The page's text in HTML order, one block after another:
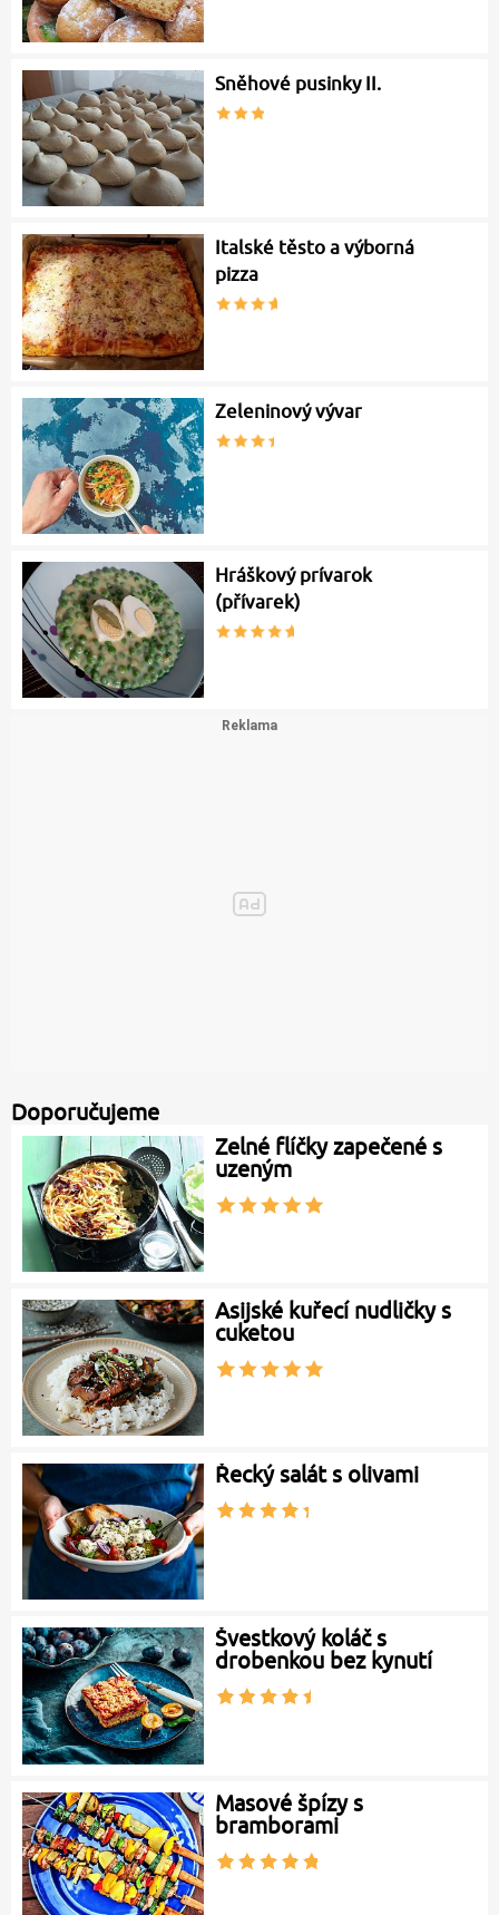
Sněhové pusinky II.
Italské těsto a výborná
pizza
Zeleninový vývar
Hráškový prívarok
(přívarek)
Doporučujeme
Zelné flíčky zapečené s
uzeným
Asijské kuřecí nudličky s
cuketou
Řecký salát s olivami
Švestkový koláč s
drobenkou bez kynutí
Masové špízy s
bramborami